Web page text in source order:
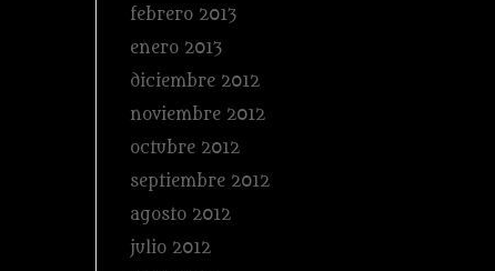
febrero 2013
enero 2013
diciembre 2012
noviembre 2012
octubre 2012
septiembre 2012
agosto 2012
julio 2012